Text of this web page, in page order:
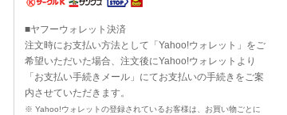
■ヤフーウォレット決済
注文時にお支払い方法として「Yahoo!ウォレット」をご
希望いただいた場合、注文後にYahoo!ウォレットより
「お支払い手続きメール」にてお支払いの手続きをご案
内させていただきます。
※ Yahoo!ウォレットの登録されているお客様は、お買い物ごとに